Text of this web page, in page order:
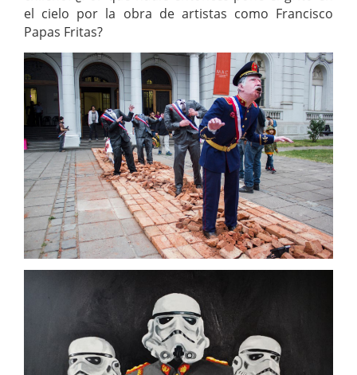
el cielo por la obra de artistas como Francisco
Papas Fritas?